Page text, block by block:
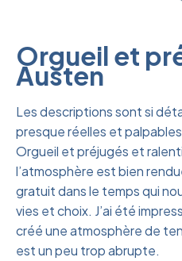
Orgueil et
Austen
Les descriptions sont si
presque réelles et
Orgueil et préjugés et
l’atmosphère est bien
gratuit dans le temps qui
vies et choix. J’ai été
créé une atmosphère de
est un peu trop abrupte.